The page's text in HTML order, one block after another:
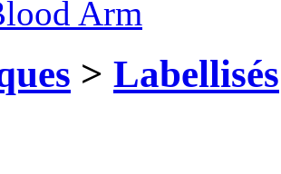
Arm
> Labellisés